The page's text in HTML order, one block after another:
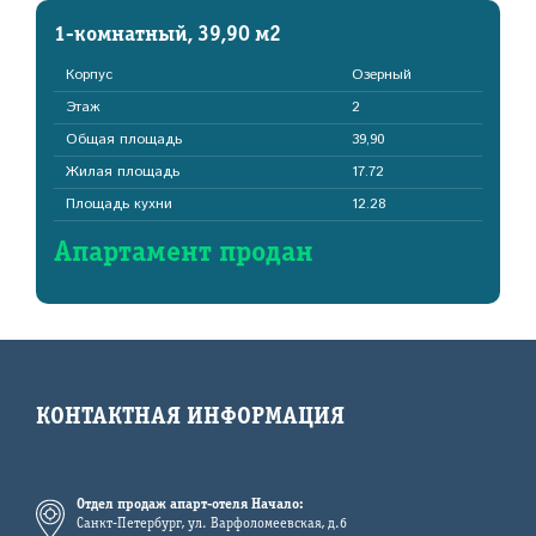
1-комнатный, 39,90 м2
Корпус
Озерный
Этаж
2
Общая площадь
39,90
Жилая площадь
17.72
Площадь кухни
12.28
Апартамент продан
КОНТАКТНАЯ ИНФОРМАЦИЯ
Отдел продаж апарт-отеля Начало:
Санкт-Петербург, ул. Варфоломеевская, д.6